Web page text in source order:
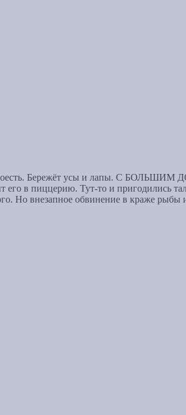
поесть. Бережёт усы и лапы. С
в пиццерию. Тут-то и пригодились
внезапное обвинение в краже рыбы из